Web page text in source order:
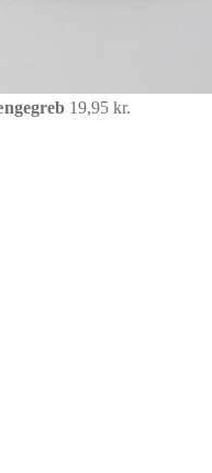
19,95 kr.